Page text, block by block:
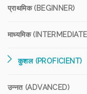
प्राथमिक (BEGINNER)
माध्यमिक
कुशल (PROFICIENT)
उन्नत (ADVANCED)